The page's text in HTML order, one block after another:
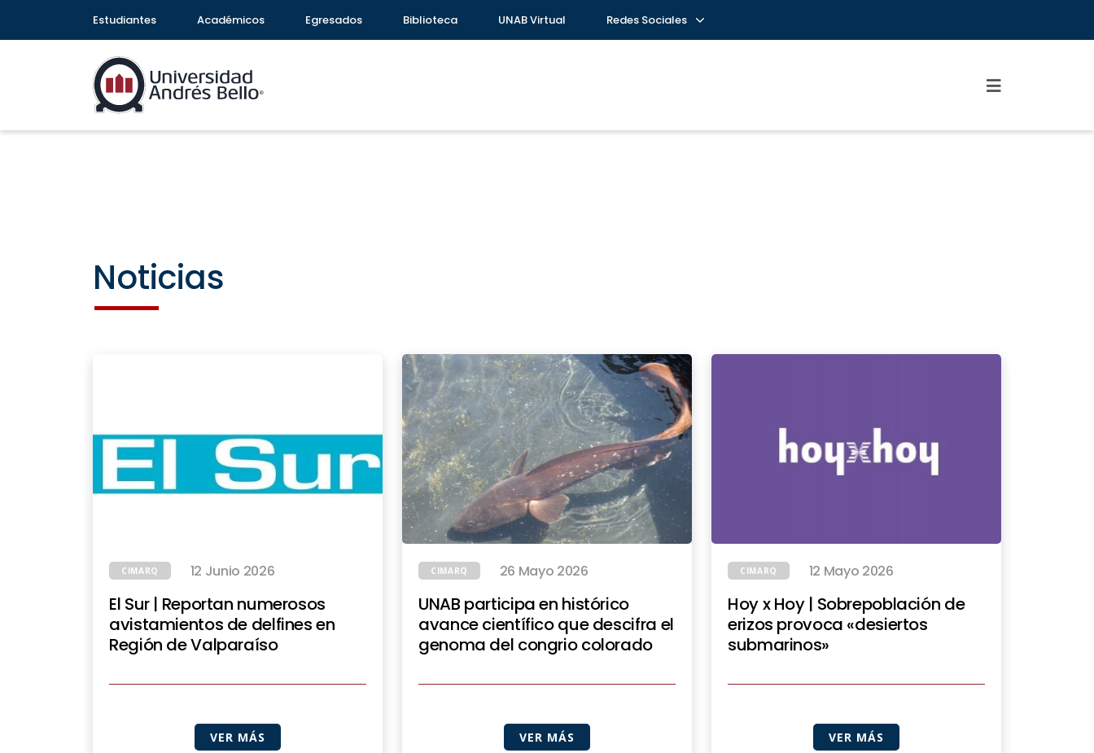
Estudiantes Académicos Egresados Biblioteca UNAB Virtual Redes Sociales
Noticias
CIMARQ 12 Junio 2026
El Sur | Reportan numerosos
avistamientos de delfines en
Región de Valparaíso
VER MÁS
CIMARQ 26 Mayo 2026
UNAB participa en histórico
avance científico que descifra el
genoma del congrio colorado
VER MÁS
CIMARQ 12 Mayo 2026
Hoy x Hoy | Sobrepoblación de
erizos provoca «desiertos
submarinos»
VER MÁS